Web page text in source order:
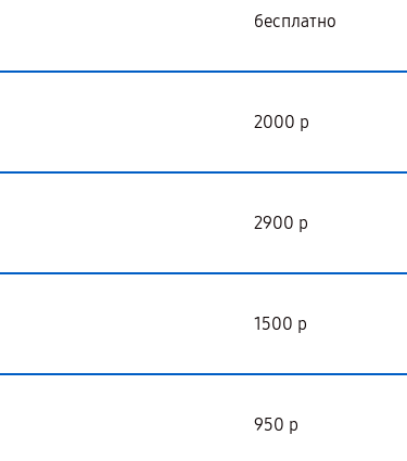
бесплатно
2000 р
2900 р
1500 р
950 р